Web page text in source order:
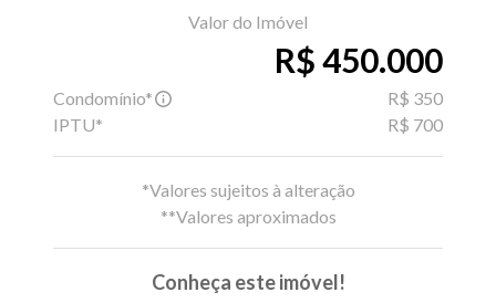
Valor do Imóvel
R$ 450.000
Condomínio*
R$ 350
IPTU*
R$ 700
*Valores sujeitos à alteração
**Valores aproximados
Conheça este imóvel!